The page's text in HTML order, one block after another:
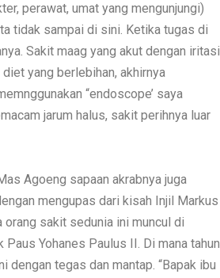
perawat, umat yang mengunjungi)
tidak sampai di sini. Ketika tugas di
Sakit maag yang akut dengan iritasi
yang berlebihan, akhirnya
“endoscope’ saya
jarum halus, sakit perihnya luar
Agoeng sapaan akrabnya juga
mengupas dari kisah Injil Markus
sakit sedunia ini muncul di
Yohanes Paulus II. Di mana tahun
dengan tegas dan mantap. “Bapak ibu